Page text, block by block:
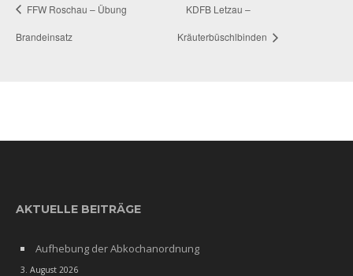
FFW Roschau – Übung
Brandeinsatz
KDFB Letzau –
Kräuterbüschlbinden
AKTUELLE BEITRÄGE
Aufhebung der Abkochanordnung
3. August 2026